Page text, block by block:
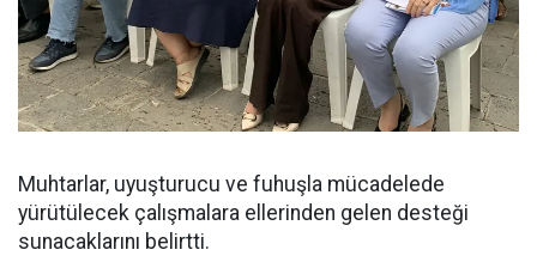
Muhtarlar, uyuşturucu ve fuhuşla mücadelede
yürütülecek çalışmalara ellerinden gelen desteği
sunacaklarını belirtti.